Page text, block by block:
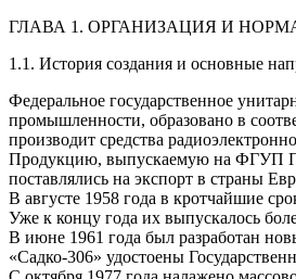
ГЛАВА 1. ОРГАНИЗАЦИЯ И
1.1. История создания и основные
Федеральное государственное
промышленности, образовано в
производит средства
Продукцию, выпускаемую на ФГУП ПО
поставлялись на экспорт в страны
В августе 1958 года в кротчайшие
Уже к концу года их выпускалось
В июне 1961 года был разработан
«Садко-306» удостоены